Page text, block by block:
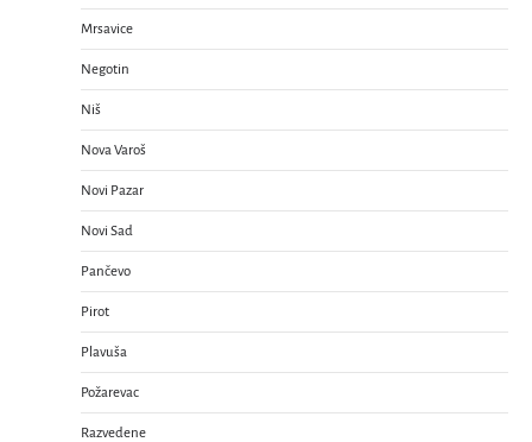
Mrsavice
Negotin
Niš
Nova Varoš
Novi Pazar
Novi Sad
Pančevo
Pirot
Plavuša
Požarevac
Razvedene